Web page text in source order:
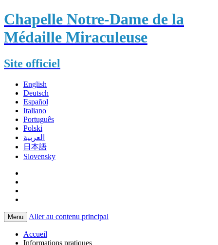
Chapelle Notre-Dame de la
Médaille Miraculeuse
Site officiel
English
Deutsch
Español
Italiano
Português
Polski
العربية
日本語
Slovensky
Menu Aller au contenu principal
Accueil
Informations pratiques